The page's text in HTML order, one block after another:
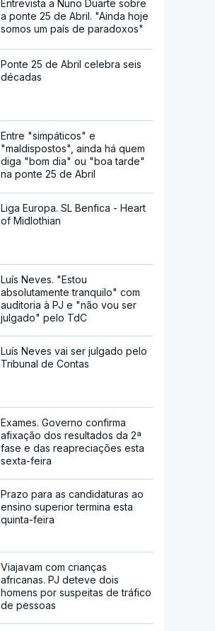
Entrevista a Nuno Duarte sobre
a ponte 25 de Abril. "Ainda hoje
somos um país de paradoxos"
Ponte 25 de Abril celebra seis
décadas
Entre "simpáticos" e
"maldispostos", ainda há quem
diga "bom dia" ou "boa tarde"
na ponte 25 de Abril
Liga Europa. SL Benfica - Heart
of Midlothian
Luís Neves. "Estou
absolutamente tranquilo" com
auditoria à PJ e "não vou ser
julgado" pelo TdC
Luís Neves vai ser julgado pelo
Tribunal de Contas
Exames. Governo confirma
afixação dos resultados da 2ª
fase e das reapreciações esta
sexta-feira
Prazo para as candidaturas ao
ensino superior termina esta
quinta-feira
Viajavam com crianças
africanas. PJ deteve dois
homens por suspeitas de tráfico
de pessoas